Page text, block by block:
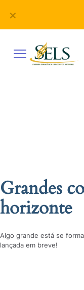
✕
Grandes
horizonte
Algo grande está se
lançada em breve!